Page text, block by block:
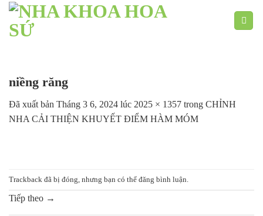
Chuyển
nội
niềng răng
Đã xuất bản Tháng 3 6, 2024 lúc 2025 × 1357 trong CHỈNH
NHA CẢI THIỆN KHUYẾT ĐIỂM HÀM MÓM
Trackback đã bị đóng, nhưng bạn có thể đăng bình luận
Tiếp theo →